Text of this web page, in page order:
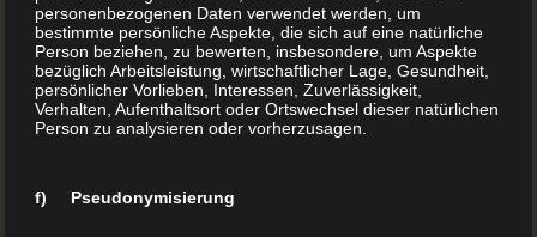
Die Welt wartet auf Ihr Rezeptbuch
oder Kochbuch
Na gut, die Welt ist vielleicht ein wenig hoch gegriffen.
oder Kochbuchs erreichen natürlich nicht jeden. Das liegt in
personenbezogenen Daten verwendet werden, um
bestimmte persönliche Aspekte, die sich auf eine natürliche
Person beziehen, zu bewerten, insbesondere, um Aspekte
bezüglich Arbeitsleistung, wirtschaftlicher Lage, Gesundheit,
persönlicher Vorlieben, Interessen, Zuverlässigkeit,
Verhalten, Aufenthaltsort oder Ortswechsel dieser natürlichen
Person zu analysieren oder vorherzusagen.
f) Pseudonymisierung